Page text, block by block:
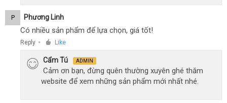
P Phương Linh
Có nhiều sản phẩm để lựa chọn, giá tốt!
Reply ● Like
Cẩm Tú ADMIN
Cảm ơn bạn, đừng quên thường xuyên ghé thăm
website để xem những sản phẩm mới nhất nhé.